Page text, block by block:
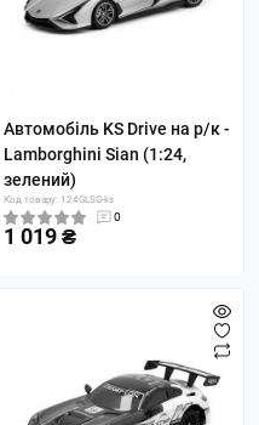
Автомобіль KS Drive на р/к -
Lamborghini Sian (1:24,
зелений)
Код товару: 124GLSG-ks
0
1 019 ₴